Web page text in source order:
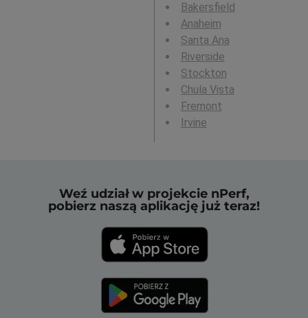
Bakersfield
Anaheim
Santa Ana
Riverside
Stockton
Chula Vista
Fremont
Irvine
Weź udział w projekcie nPerf,
pobierz naszą aplikację już teraz!